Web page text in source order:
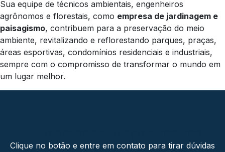
Sua equipe de técnicos ambientais, engenheiros
agrônomos e florestais, como empresa de jardinagem e
paisagismo, contribuem para a preservação do meio
ambiente, revitalizando e reflorestando parques, praças,
áreas esportivas, condomínios residenciais e industriais,
sempre com o compromisso de transformar o mundo em
um lugar melhor.
Clique no botão e entre em contato para tirar dúvidas